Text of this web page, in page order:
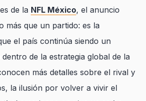
de la NFL México, el anuncio
más que un partido: es la
el país continúa siendo un
de la estrategia global de la
más detalles sobre el rival y
la ilusión por volver a vivir el